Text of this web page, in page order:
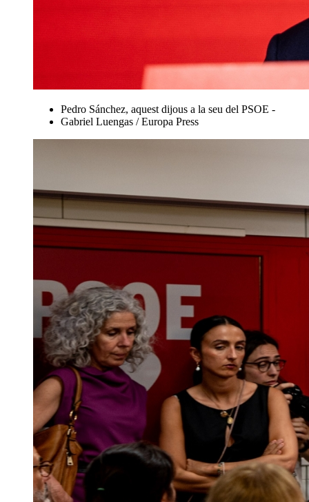
Pedro Sánchez, aquest dijous a la seu del PSOE -
Gabriel Luengas / Europa Press